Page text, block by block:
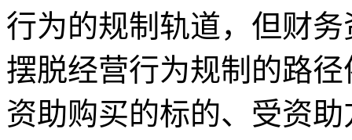
行为的规制轨道，但财
摆脱经营行为规制的路
资助购买的标的、受资